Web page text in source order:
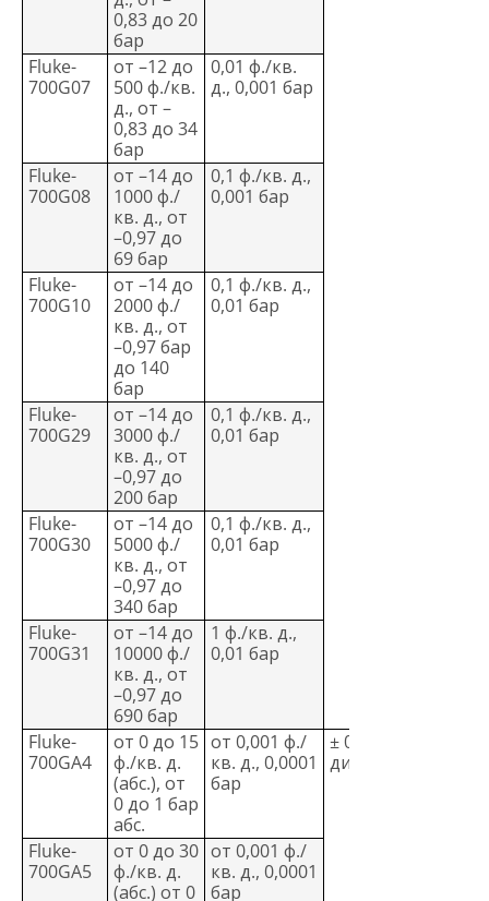
0,83 до 20
бар
Fluke-
700G07
от –12 до
500 ф./кв.
д., от –
0,83 до 34
бар
0,01 ф./кв.
д., 0,001 бар
Fluke-
700G08
от –14 до
1000 ф./
кв. д., от
–0,97 до
69 бар
0,1 ф./кв. д.,
0,001 бар
Fluke-
700G10
от –14 до
2000 ф./
кв. д., от
–0,97 бар
до 140
бар
0,1 ф./кв. д.,
0,01 бар
Fluke-
700G29
от –14 до
3000 ф./
кв. д., от
–0,97 до
200 бар
0,1 ф./кв. д.,
0,01 бар
Fluke-
700G30
от –14 до
5000 ф./
кв. д., от
–0,97 до
340 бар
0,1 ф./кв. д.,
0,01 бар
Fluke-
700G31
от –14 до
10000 ф./
кв. д., от
–0,97 до
690 бар
1 ф./кв. д.,
0,01 бар
Fluke-
700GA4
от 0 до 15
ф./кв. д.
(абс.), от
0 до 1 бар
абс.
от 0,001 ф./
кв. д., 0,0001
бар
± 0,05 %
диапазона
Fluke-
700GA5
от 0 до 30
ф./кв. д.
(абс.) от 0
от 0,001 ф./
кв. д., 0,0001
бар